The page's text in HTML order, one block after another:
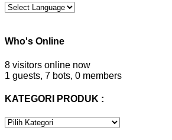
Who's Online
8 visitors online now
1 guests, 7 bots, 0 members
KATEGORI PRODUK :
KATEGORI